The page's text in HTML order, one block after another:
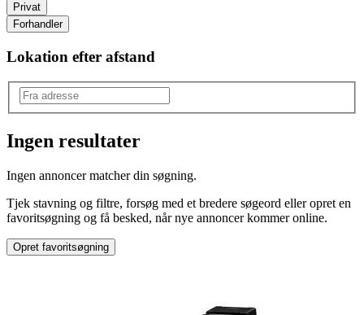
Privat
Forhandler
Lokation efter afstand
olympus om-d e-m10
Ingen resultater
Ingen annoncer matcher din søgning.
Tjek stavning og filtre, forsøg med et bredere søgeord eller opret en
favoritsøgning og få besked, når nye annoncer kommer online.
Opret favoritsøgning